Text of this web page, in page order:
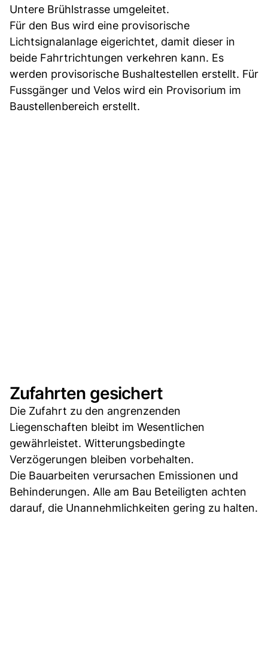
Untere Brühlstrasse umgeleitet.
Für den Bus wird eine provisorische
Lichtsignalanlage eigerichtet, damit dieser in
beide Fahrtrichtungen verkehren kann. Es
werden provisorische Bushaltestellen erstellt. Für
Fussgänger und Velos wird ein Provisorium im
Baustellenbereich erstellt.
Zufahrten gesichert
Die Zufahrt zu den angrenzenden
Liegenschaften bleibt im Wesentlichen
gewährleistet. Witterungsbedingte
Verzögerungen bleiben vorbehalten.
Die Bauarbeiten verursachen Emissionen und
Behinderungen. Alle am Bau Beteiligten achten
darauf, die Unannehmlichkeiten gering zu halten.